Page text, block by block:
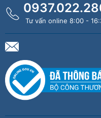
Tư vấn online 8:00 -